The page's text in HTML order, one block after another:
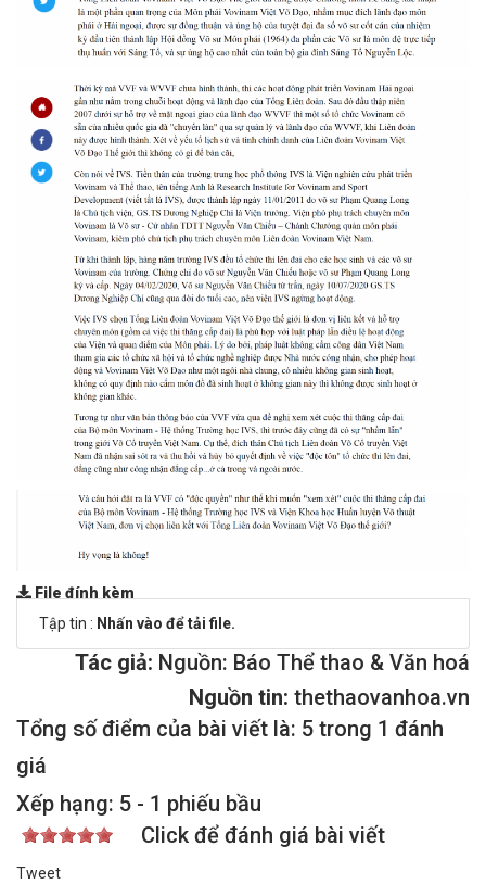
File đính kèm
Tập tin : Nhấn vào để tải file.
Tác giả: Nguồn: Báo Thể thao & Văn hoá
Nguồn tin: thethaovanhoa.vn
Tổng số điểm của bài viết là: 5 trong 1 đánh
giá
Xếp hạng: 5 - 1 phiếu bầu
Click để đánh giá bài viết
Tweet